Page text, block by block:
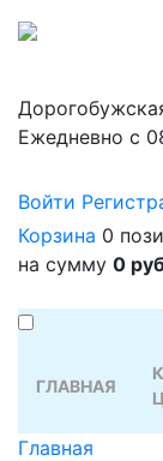
Ежедневно с
Войти
Корзина 0
на сумму 0
ГЛАВНАЯ
Главная